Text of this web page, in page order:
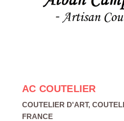
AC COUTELIER
COUTELIER D'ART,
FRANCE